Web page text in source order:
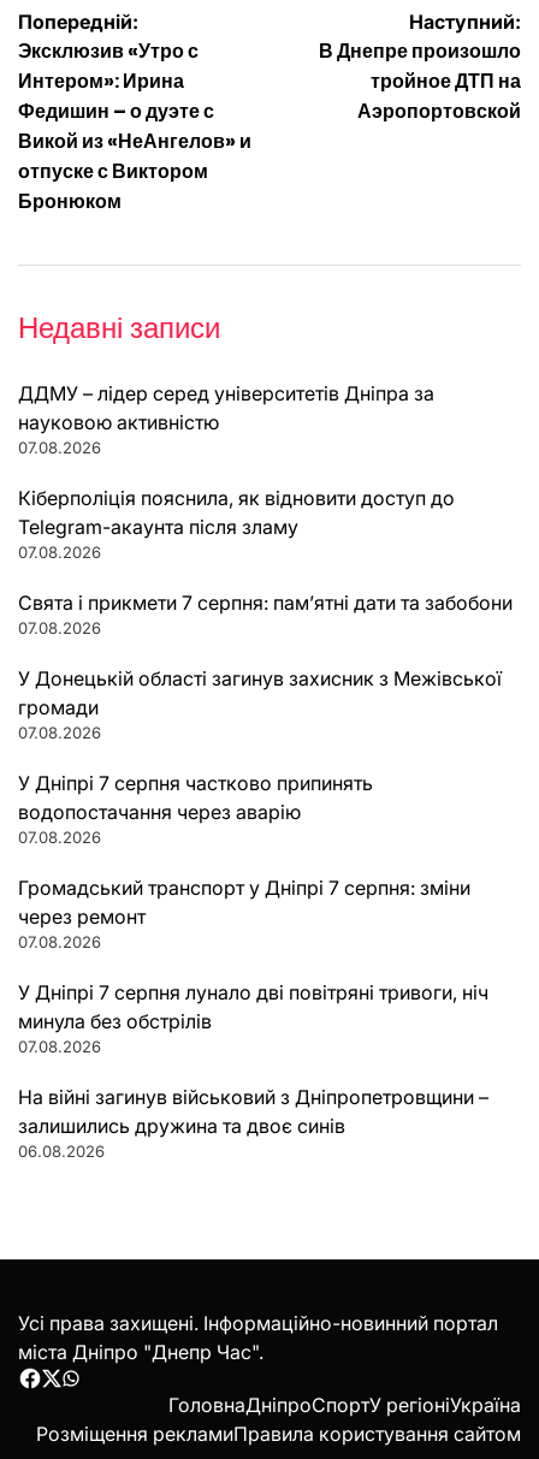
Навігація
записів
Попередній:
Эксклюзив «Утро с
Интером»: Ирина
Федишин – о дуэте с
Викой из «НеАнгелов» и
отпуске с Виктором
Бронюком
Наступний:
В Днепре произошло
тройное ДТП на
Аэропортовской
Недавні записи
ДДМУ – лідер серед університетів Дніпра за
науковою активністю
07.08.2026
Кіберполіція пояснила, як відновити доступ до
Telegram-акаунта після зламу
07.08.2026
Свята і прикмети 7 серпня: пам’ятні дати та забобони
07.08.2026
У Донецькій області загинув захисник з Межівської
громади
07.08.2026
У Дніпрі 7 серпня частково припинять
водопостачання через аварію
07.08.2026
Громадський транспорт у Дніпрі 7 серпня: зміни
через ремонт
07.08.2026
У Дніпрі 7 серпня лунало дві повітряні тривоги, ніч
минула без обстрілів
07.08.2026
На війні загинув військовий з Дніпропетровщини –
залишились дружина та двоє синів
06.08.2026
Усі права захищені. Інформаційно-новинний портал
міста Дніпро "Днепр Час".
Facebook
Twitter
WhatsApp
ГоловнаДніпроСпортУ регіоніУкраїна
Розміщення рекламиПравила користування сайтом